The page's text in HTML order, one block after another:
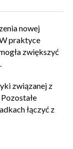
nowej
praktyce
zwiększyć
związanej z
łączyć z